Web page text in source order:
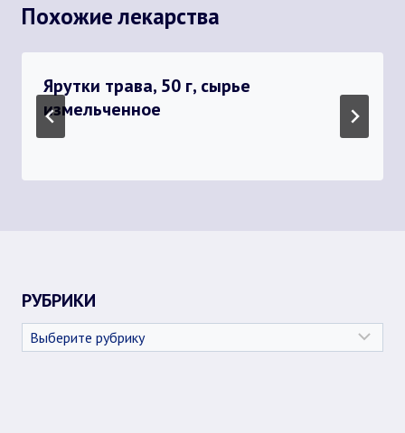
Похожие лекарства
Ярутки трава, 50 г, сырье
измельченное
РУБРИКИ
Рубрики